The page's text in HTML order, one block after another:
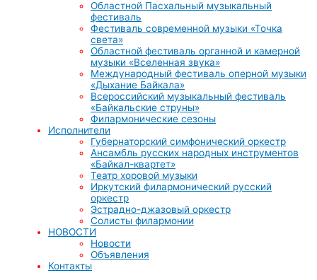
Областной Пасхальный музыкальный
фестиваль
Фестиваль современной музыки «Точка
света»
Областной фестиваль органной и камерной
музыки «Вселенная звука»
Международный фестиваль оперной музыки
«Дыхание Байкала»
Всероссийский музыкальный фестиваль
«Байкальские струны»
Филармонические сезоны
Исполнители
Губернаторский симфонический оркестр
Ансамбль русских народных инструментов
«Байкал-квартет»
Театр хоровой музыки
Иркутский филармонический русский
оркестр
Эстрадно-джазовый оркестр
Солисты филармонии
НОВОСТИ
Новости
Объявления
Контакты